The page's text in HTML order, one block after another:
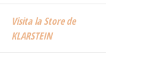
Visita la Store de
KLARSTEIN